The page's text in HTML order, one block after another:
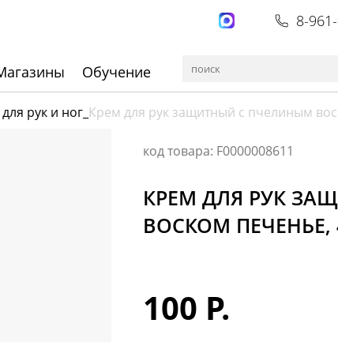
8-
Обучение
рук и ног Крем для рук защитный с пчелиным
код товара: F0000008611
КРЕМ ДЛЯ РУК
ВОСКОМ ПЕЧЕНЬЕ,
100 Р.